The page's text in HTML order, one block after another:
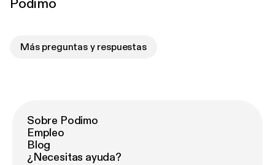
Podimo
Más preguntas y respuestas
Sobre Podimo
Empleo
Blog
¿Necesitas ayuda?